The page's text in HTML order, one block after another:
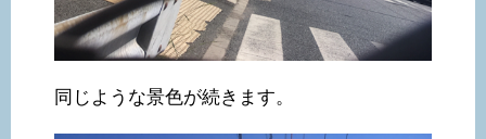
同じような景色が続きます。